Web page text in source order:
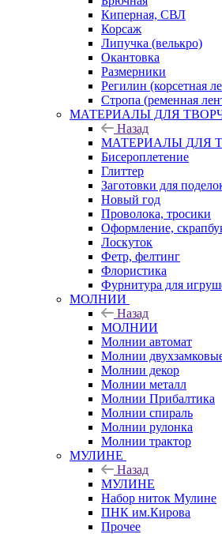
Киперная, СВЛ
Корсаж
Липучка (велькро)
Окантовка
Размерники
Регилин (корсетная
Стропа (ременная
МАТЕРИАЛЫ ДЛЯ
Назад
МАТЕРИАЛЫ ДЛЯ
Бисероплетение
Глиттер
Заготовки для
Новый год
Проволока, тросики
Оформление,
Лоскуток
Фетр, фелтинг
Флористика
Фурнитура для
МОЛНИИ
Назад
МОЛНИИ
Молнии автомат
Молнии
Молнии декор
Молнии металл
Молнии Прибалтика
Молнии спираль
Молнии рулонка
Молнии трактор
МУЛИНЕ
Назад
МУЛИНЕ
Набор ниток Мулине
ПНК им.Кирова
Прочее